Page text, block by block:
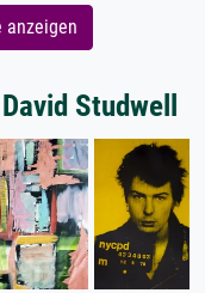
anzeigen
Studwell